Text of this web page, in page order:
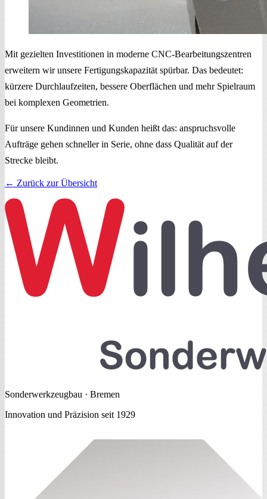
Mit gezielten Investitionen in moderne CNC-Bearbeitungszentren
erweitern wir unsere Fertigungskapazität spürbar. Das bedeutet:
kürzere Durchlaufzeiten, bessere Oberflächen und mehr Spielraum
bei komplexen Geometrien.
Für unsere Kundinnen und Kunden heißt das: anspruchsvolle
Aufträge gehen schneller in Serie, ohne dass Qualität auf der
Strecke bleibt.
← Zurück zur Übersicht
Sonderwerkzeugbau · Bremen
Innovation und Präzision seit 1929